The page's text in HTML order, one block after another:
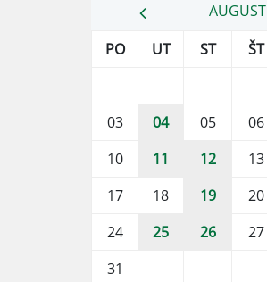
PO
UT ST ŠT
03
04 05 06
10
11 12 13
17
18 19 20
24
25 26 27
31